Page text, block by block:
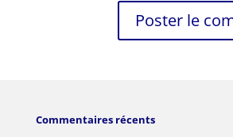
Commentaires récents